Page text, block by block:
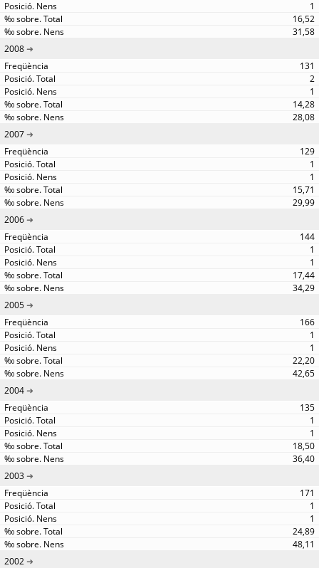
1
16,52
31,58
2008
131
2
1
14,28
28,08
2007
129
1
1
15,71
29,99
2006
144
1
1
17,44
34,29
2005
166
1
1
22,20
42,65
2004
135
1
1
18,50
36,40
2003
171
1
1
24,89
48,11
2002